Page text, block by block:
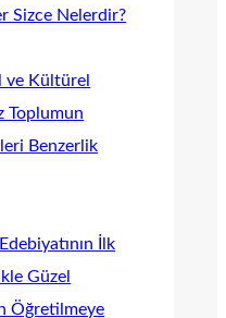
Sizce Nelerdir?
ve Kültürel
Toplumun
Benzerlik
İlk
Güzel
Öğretilmeye